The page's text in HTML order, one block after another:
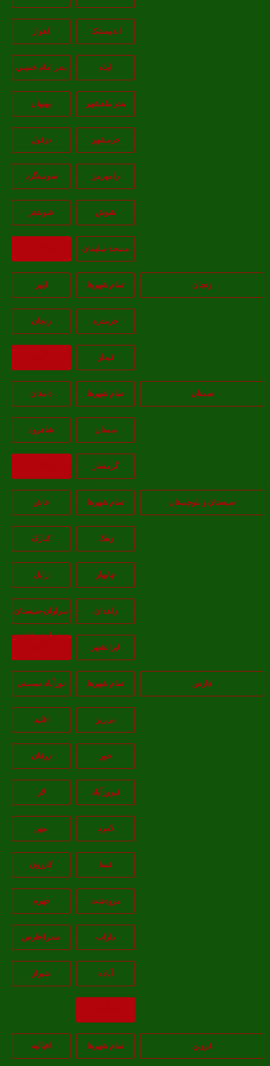
انديمشک اهواز
بندر امام خميني
بندر ماهشهر بهبهان
خرمشهر دزفول
رامهرمز سوسنگرد
شوش شوشتر
مسجد سليمان
زنجان تمام شهر‌ها
خرمدره زنجان
قيدار
سمنان تمام شهر‌ها دامغان
سمنان شاهرود
گرمسار
سیستان و بلوچستان تمام شهر‌ها خاش
زهک کنارک
چابهار زابل
زاهدان سراوان-سيستان
و بلوچستان
ايرانشهر
فارس تمام شهر‌ها نورآباد ممسنی
نی‌ریز اقلید
خور زرقان
فیروزآباد
لامرد
فسا کازرون
مرودشت جهرم
داراب صدرا-فارس
شيراز
قزوین تمام شهر‌ها اقبالیه